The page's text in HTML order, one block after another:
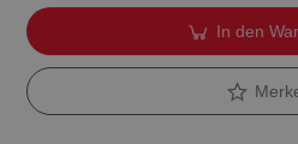
In den